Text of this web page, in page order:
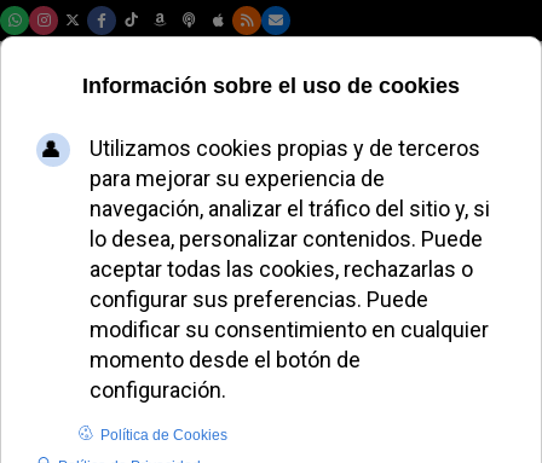
El cardenal
Semeraro resalta a
Floribert como
símbolo de
esperanza juvenil